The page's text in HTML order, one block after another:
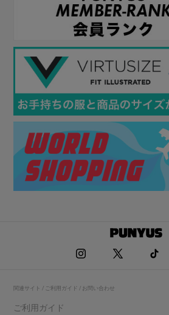
関連サイト / ご利用ガイド / お問い合わせ
ご利用ガイド